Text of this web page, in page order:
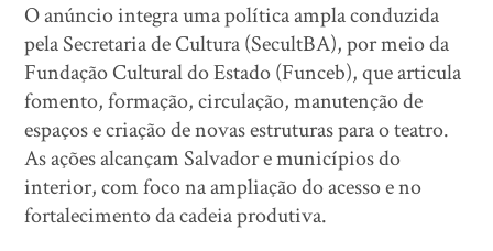
O anúncio integra uma política ampla conduzida
pela Secretaria de Cultura (SecultBA), por meio da
Fundação Cultural do Estado (Funceb), que articula
fomento, formação, circulação, manutenção de
espaços e criação de novas estruturas para o teatro.
As ações alcançam Salvador e municípios do
interior, com foco na ampliação do acesso e no
fortalecimento da cadeia produtiva.